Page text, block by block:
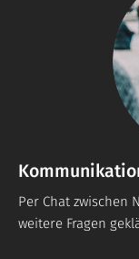
Per Chat zwischen
weitere Fragen